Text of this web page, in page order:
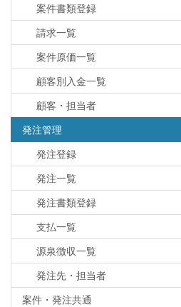
案件書類登録
請求一覧
案件原価一覧
顧客別入金一覧
顧客・担当者
発注管理
発注登録
発注一覧
発注書類登録
支払一覧
源泉徴収一覧
発注先・担当者
案件・発注共通